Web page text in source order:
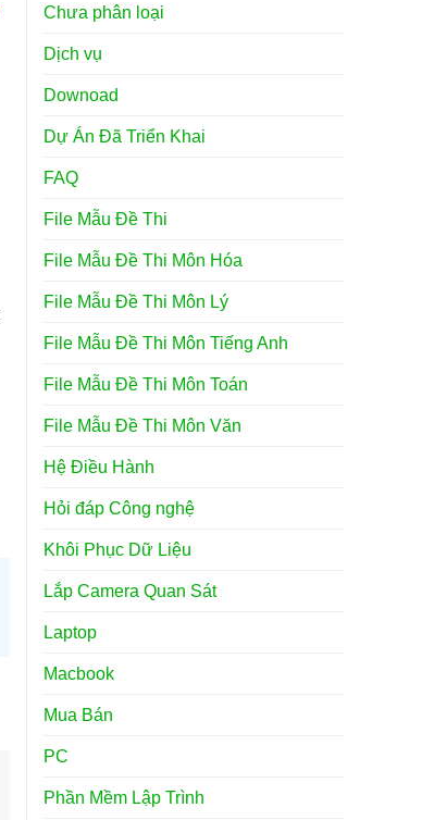
Chưa phân loại
Dịch vụ
Downoad
Dự Án Đã Triển Khai
FAQ
File Mẫu Đề Thi
File Mẫu Đề Thi Môn Hóa
File Mẫu Đề Thi Môn Lý
File Mẫu Đề Thi Môn Tiếng Anh
File Mẫu Đề Thi Môn Toán
File Mẫu Đề Thi Môn Văn
Hệ Điều Hành
Hỏi đáp Công nghệ
Khôi Phục Dữ Liệu
Lắp Camera Quan Sát
Laptop
Macbook
Mua Bán
PC
Phần Mềm Lập Trình